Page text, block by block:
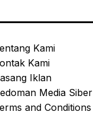
Kami
Kami
Iklan
Media Siber
and Conditions